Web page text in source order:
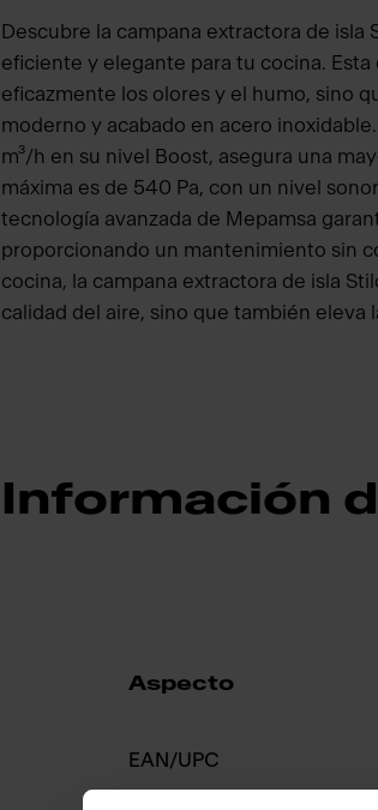
Descubre la campana extractora de isla
eficiente y elegante para tu cocina.
eficazmente los olores y el humo, sino
moderno y acabado en acero
m³/h en su nivel Boost, asegura una
máxima es de 540 Pa, con un nivel
tecnología avanzada de Mepamsa
proporcionando un mantenimiento sin
cocina, la campana extractora de isla
calidad del aire, sino que también
Información
Aspecto
EAN/UPC